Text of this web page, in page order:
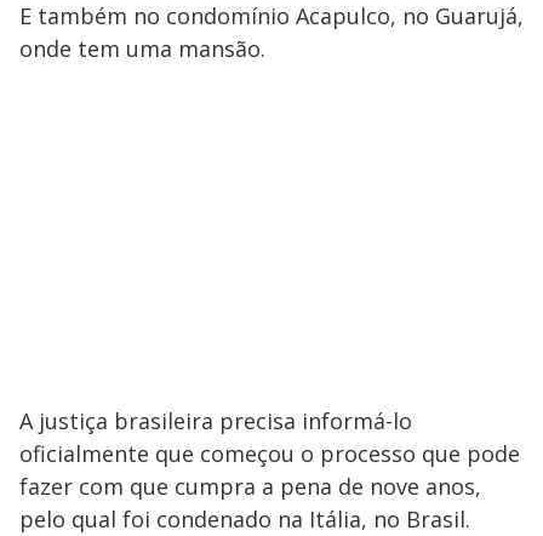
E também no condomínio Acapulco, no Guarujá,
onde tem uma mansão.
A justiça brasileira precisa informá-lo
oficialmente que começou o processo que pode
fazer com que cumpra a pena de nove anos,
pelo qual foi condenado na Itália, no Brasil.